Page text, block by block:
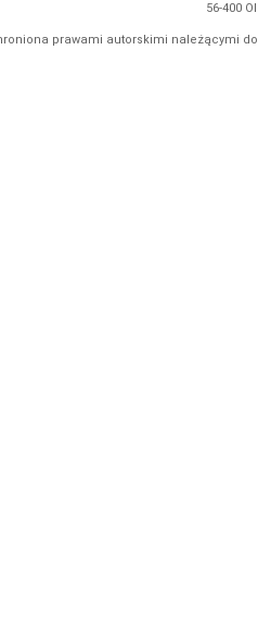
56-400
prawami autorskimi należącymi